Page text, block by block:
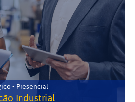
• Presencial
Industrial